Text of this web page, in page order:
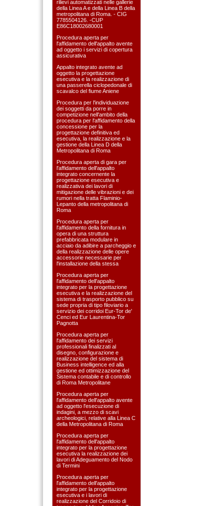
rilievi automatizzati nelle gallerie
della Linea A e della Linea B della
metropolitana di Roma. - CIG
7785504126. -CUP
E86C18002680001
Procedura aperta per
l'affidamento dell'appalto avente
ad oggetto i servizi di copertura
assicurativa
Appalto integrato avente ad
oggetto la progettazione
esecutiva e la realizzazione di
una passerella ciclopedonale di
scavalco del fiume Aniene
Procedura per l'individuazione
dei soggetti da porre in
competizione nell'ambito della
procedura per l'affidamento della
concessione per la
progettazione definitiva ed
esecutiva, la realizzazione e la
gestione della Linea D della
Metropolitana di Roma
Procedura aperta di gara per
l'affidamento dell'appalto
integrato concernente la
progettazione esecutiva e
realizzativa dei lavori di
mitigazione delle vibrazioni e dei
rumori nella tratta Flaminio-
Lepanto della metropolitana di
Roma
Procedura aperta per
l'affidamento della fornitura in
opera di una struttura
prefabbricata modulare in
acciaio da adibire a parcheggio e
della realizzazione delle opere
accessorie necessarie per
l'installazione della stessa
Procedura aperta per
l'affidamento dell'appalto
integrato per la progettazione
esecutiva e la realizzazione del
sistema di trasporto pubblico su
sede propria di tipo filoviario a
servizio dei corridoi Eur-Tor de'
Cenci ed Eur Laurentina-Tor
Pagnotta
Procedura aperta per
l'affidamento dei servizi
professionali finalizzati al
disegno, configurazione e
realizzazione del sistema di
Business intelligence ed alla
gestione ed ottimizzazione del
Sistema contabile e di controllo
di Roma Metropolitane
Procedura aperta per
l'affidamento dell'appalto avente
ad oggetto l'esecuzione di
indagini, a mezzo di scavi
archeologici, relative alla Linea C
della Metropolitana di Roma
Procedura aperta per
l'affidamento dell'appalto
integrato per la progettazione
esecutiva la realizzazione dei
lavori di Adeguamento del Nodo
di Termini
Procedura aperta per
l'affidamento dell'appalto
integrato per la progettazione
esecutiva e i lavori di
realizzazione del Corridoio di